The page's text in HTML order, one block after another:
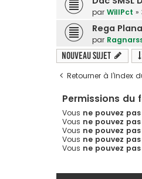
par WillPct »
Rega
par
Nouveau sujet
Retourner à l’index
Permissions du
Vous ne pouvez pas
Vous ne pouvez pas
Vous ne pouvez pas
Vous ne pouvez pas
Vous ne pouvez pas